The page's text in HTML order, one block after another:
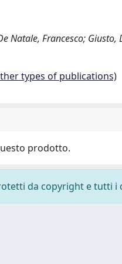
Natale, Francesco; Giusto,
types of publications)
prodotto.
da copyright e tutti